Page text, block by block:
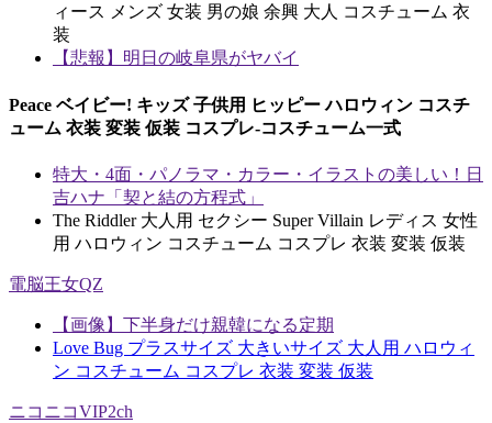
ィース メンズ 女装 男の娘 余興 大人 コスチューム 衣
装
【悲報】明日の岐阜県がヤバイ
Peace ベイビー! キッズ 子供用 ヒッピー ハロウィン コスチ
ューム 衣装 変装 仮装 コスプレ-コスチューム一式
特大・4面・パノラマ・カラー・イラストの美しい！日
吉ハナ「契と結の方程式」
The Riddler 大人用 セクシー Super Villain レディス 女性
用 ハロウィン コスチューム コスプレ 衣装 変装 仮装
電脳王女QZ
【画像】下半身だけ親韓になる定期
Love Bug プラスサイズ 大きいサイズ 大人用 ハロウィ
ン コスチューム コスプレ 衣装 変装 仮装
ニコニコVIP2ch